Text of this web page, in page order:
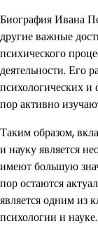
Биография Ивана
другие важные
психического
деятельности. Его
психологических и
пор активно
Таким образом,
и науку является
имеют большую
пор остаются
является одним из
психологии и науке.